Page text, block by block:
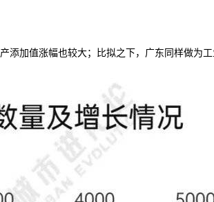
添加值涨幅也较大；比拟之下，广东同样做为